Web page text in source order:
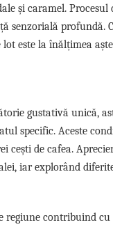
și caramel.
senzorială profundă.
este la înălțimea
gustativă unică,
specific. Aceste
de cafea.
iar explorând
regiune contribuind